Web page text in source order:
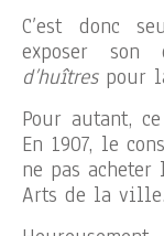
C’est donc
exposer
d’huîtrespour
Pour autant,
En 1907, le
ne pas
Arts de la ville.